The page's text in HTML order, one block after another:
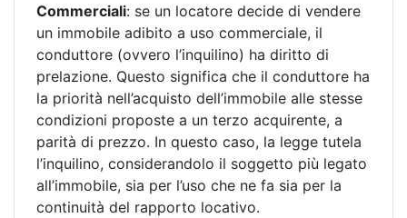
Commerciali: se un locatore decide di vendere
un immobile adibito a uso commerciale, il
conduttore (ovvero l’inquilino) ha diritto di
prelazione. Questo significa che il conduttore ha
la priorità nell’acquisto dell’immobile alle stesse
condizioni proposte a un terzo acquirente, a
parità di prezzo. In questo caso, la legge tutela
l’inquilino, considerandolo il soggetto più legato
all’immobile, sia per l’uso che ne fa sia per la
continuità del rapporto locativo.